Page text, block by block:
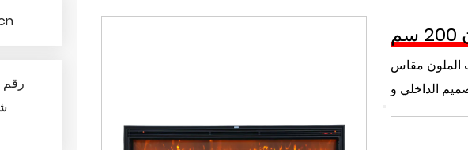
من خلال الأناقة الخالدة للمدفأة المدمجة.
الملون مقاس